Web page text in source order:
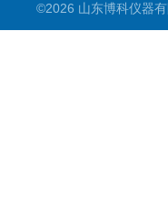
©2026 山东博科仪器